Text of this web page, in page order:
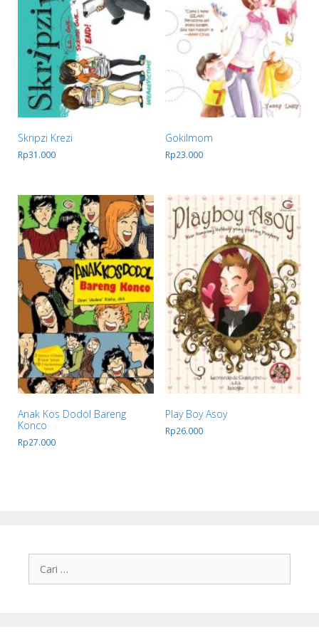
Skripzi Krezi
Rp31.000
Gokilmom
Rp23.000
Anak Kos Dodol Bareng
Konco
Rp27.000
Play Boy Asoy
Rp26.000